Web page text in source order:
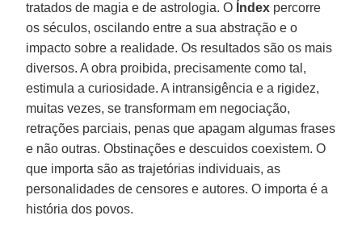
tratados de magia e de astrologia. O Índex percorre
os séculos, oscilando entre a sua abstração e o
impacto sobre a realidade. Os resultados são os mais
diversos. A obra proibida, precisamente como tal,
estimula a curiosidade. A intransigência e a rigidez,
muitas vezes, se transformam em negociação,
retrações parciais, penas que apagam algumas frases
e não outras. Obstinações e descuidos coexistem. O
que importa são as trajetórias individuais, as
personalidades de censores e autores. O importa é a
história dos povos.